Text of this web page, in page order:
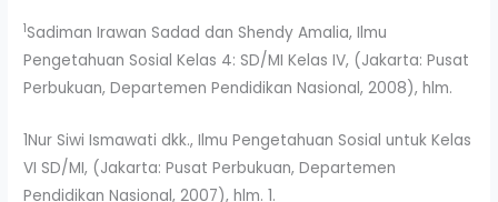
1Sadiman Irawan Sadad dan Shendy Amalia, Ilmu
Pengetahuan Sosial Kelas 4: SD/MI Kelas IV, (Jakarta: Pusat
Perbukuan, Departemen Pendidikan Nasional, 2008), hlm.
1Nur Siwi Ismawati dkk., Ilmu Pengetahuan Sosial untuk Kelas
VI SD/MI, (Jakarta: Pusat Perbukuan, Departemen
Pendidikan Nasional, 2007), hlm. 1.